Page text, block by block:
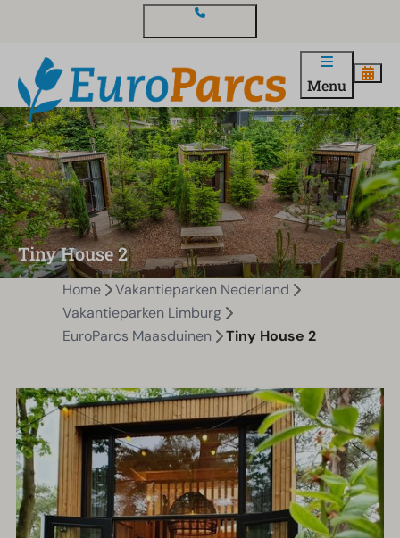
Menu
Tiny House 2
Home
Vakantieparken Nederland
Vakantieparken Limburg
EuroParcs Maasduinen
Tiny House 2